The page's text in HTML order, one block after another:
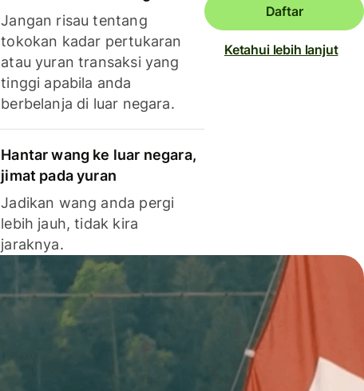
Jangan risau tentang
tokokan kadar pertukaran
atau yuran transaksi yang
tinggi apabila anda
berbelanja di luar negara.
Hantar wang ke luar negara,
jimat pada yuran
Jadikan wang anda pergi
lebih jauh, tidak kira
jaraknya.
Daftar
Ketahui lebih lanjut